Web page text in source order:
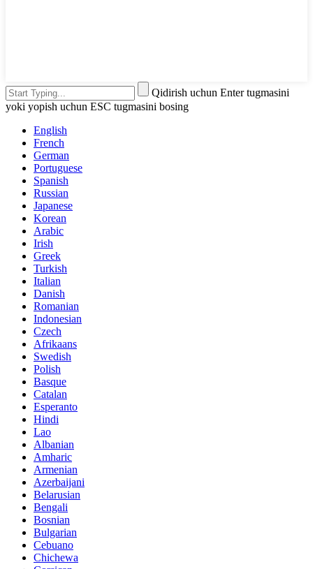
Qidirish uchun Enter tugmasini
yoki yopish uchun ESC tugmasini bosing
English
French
German
Portuguese
Spanish
Russian
Japanese
Korean
Arabic
Irish
Greek
Turkish
Italian
Danish
Romanian
Indonesian
Czech
Afrikaans
Swedish
Polish
Basque
Catalan
Esperanto
Hindi
Lao
Albanian
Amharic
Armenian
Azerbaijani
Belarusian
Bengali
Bosnian
Bulgarian
Cebuano
Chichewa